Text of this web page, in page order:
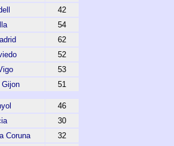
42
54
62
52
53
Gijon 51
46
30
Coruna
32